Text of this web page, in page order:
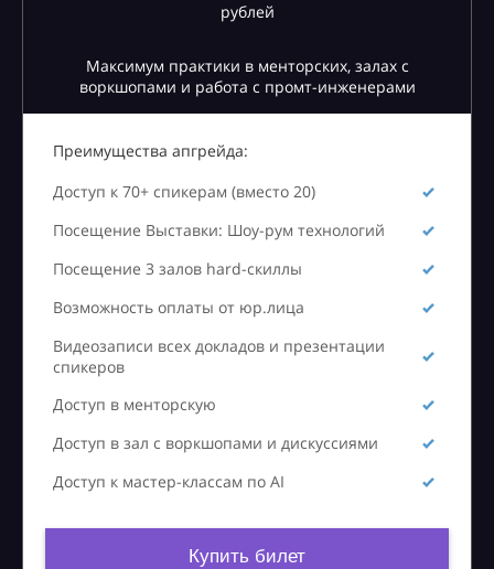
рублей
Максимум практики в менторских, залах с
воркшопами и работа с промт-инженерами
Преимущества апгрейда:
Доступ к 70+ спикерам (вместо 20)
Посещение Выставки: Шоу-рум технологий
Посещение 3 залов hard-скиллы
Возможность оплаты от юр.лица
Видеозаписи всех докладов и презентации
спикеров
Доступ в менторскую
Доступ в зал с воркшопами и дискуссиями
Доступ к мастер-классам по AI
Купить билет